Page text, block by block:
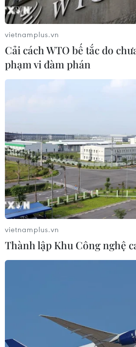
TIN CÙNG CHUYÊN MỤC
Cuộc tìm kiếm và vá lại những
Hà Nội cảnh báo về việc sử
bào gốc trong khám chữa bệnh,
vietnamplus.vn
Cải cách WTO bế tắc do
phạm vi đàm phán
vietnamplus.vn
Thành lập Khu Công nghệ